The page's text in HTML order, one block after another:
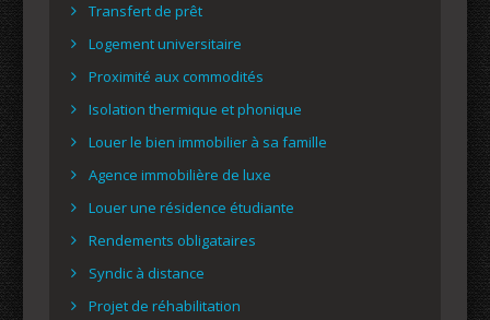
Transfert de prêt
Logement universitaire
Proximité aux commodités
Isolation thermique et phonique
Louer le bien immobilier à sa famille
Agence immobilière de luxe
Louer une résidence étudiante
Rendements obligataires
Syndic à distance
Projet de réhabilitation